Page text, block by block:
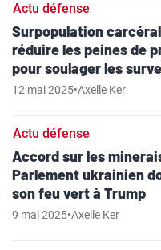
Actu défense
Surpopulation
réduire les peines de
pour soulager les
12 mai 2025•Axelle Ker
Actu défense
Accord sur les
Parlement ukrainien
son feu vert à Trump
9 mai 2025•Axelle Ker